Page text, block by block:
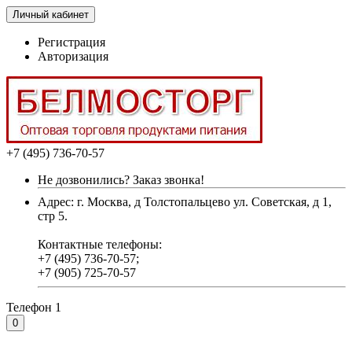
Личный кабинет
Регистрация
Авторизация
+7 (495) 736-70-57
Не дозвонились? Заказ звонка!
Адрес: г. Москва, д Толстопальцево ул. Советская, д 1,
стр 5.
Контактные телефоны:
+7 (495) 736-70-57;
+7 (905) 725-70-57
Телефон 1
0